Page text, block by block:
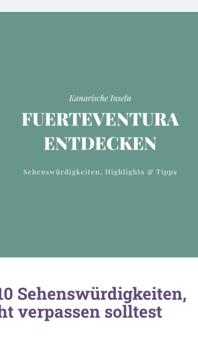
Sehenswürdigkeiten,
verpassen solltest